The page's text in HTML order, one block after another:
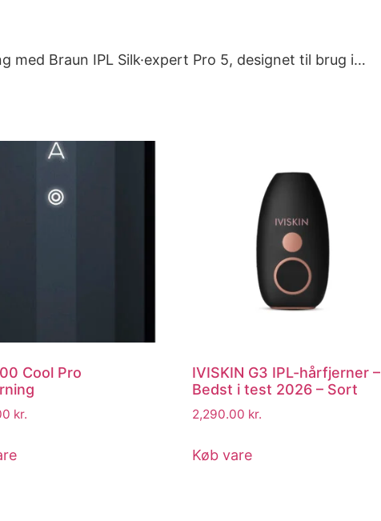
med Braun IPL Silk·expert Pro 5, designet til brug i…
Cool Pro
kr.
IVISKIN G3 IPL-hårfjerner –
Bedst i test 2026 – Sort
2,290.00 kr.
Køb vare